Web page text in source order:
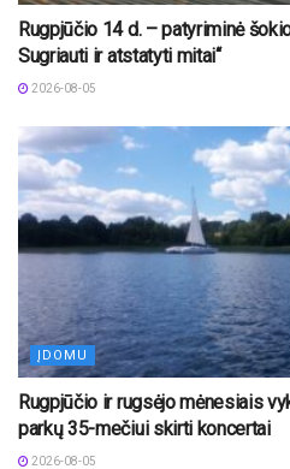
Rugpjūčio 14 d. – patyriminė
Sugriauti ir atstatyti mitai“
2026-08-05
ĮDOMU
Rugpjūčio ir rugsėjo mėnesiais
parkų 35-mečiui skirti koncertai
2026-08-05